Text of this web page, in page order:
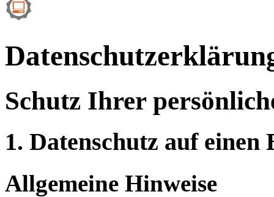
Schutz Ihrer
1. Datenschutz auf einen
Allgemeine Hinweise